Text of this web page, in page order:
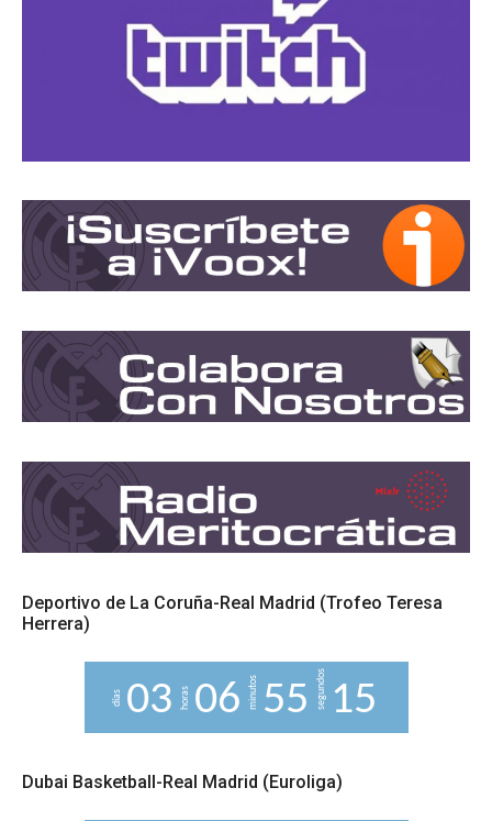
Deportivo de La Coruña-Real Madrid (Trofeo Teresa
Herrera)
días 03 horas 06 minutos 55 segundos 14
5
Dubai Basketball-Real Madrid (Euroliga)